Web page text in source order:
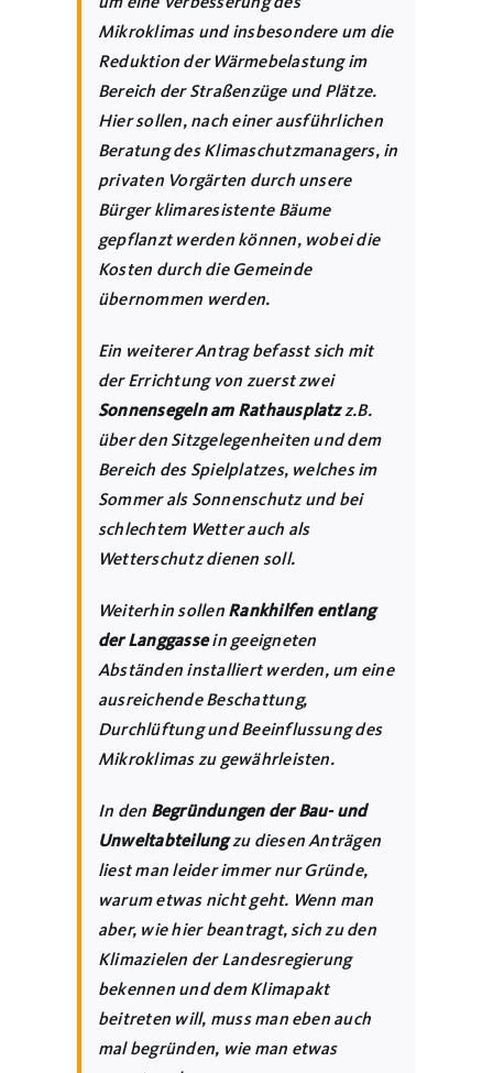
Mikroklimas und insbesondere um die
Reduktion der Wärmebelastung im
Bereich der Straßenzüge und Plätze.
Hier sollen, nach einer ausführlichen
Beratung des Klimaschutzmanagers, in
privaten Vorgärten durch unsere
Bürger klimaresistente Bäume
gepflanzt werden können, wobei die
Kosten durch die Gemeinde
übernommen werden.
Ein weiterer Antrag befasst sich mit
der Errichtung von zuerst zwei
Sonnensegeln am Rathausplatzz.B.
über den Sitzgelegenheiten und dem
Bereich des Spielplatzes, welches im
Sommer als Sonnenschutz und bei
schlechtem Wetter auch als
Wetterschutz dienen soll.
Weiterhin sollen Rankhilfen entlang
der Langgassein geeigneten
Abständen installiert werden, um eine
ausreichende Beschattung,
Durchlüftung und Beeinflussung des
Mikroklimas zu gewährleisten.
In den Begründungen der Bau- und
Unweltabteilungzu diesen Anträgen
liest man leider immer nur Gründe,
warum etwas nicht geht. Wenn man
aber, wie hier beantragt, sich zu den
Klimazielen der Landesregierung
bekennen und dem Klimapakt
beitreten will, muss man eben auch
mal begründen, wie man etwas